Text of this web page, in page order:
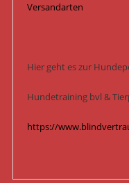
Versandarten
Hier geht es zur
Hundetraining bvl &
https://